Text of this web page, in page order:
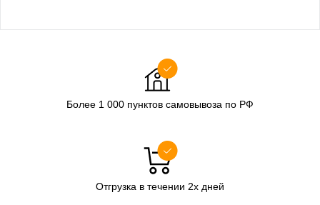
Более 1 000 пунктов самовывоза по РФ
Отгрузка в течении 2х дней